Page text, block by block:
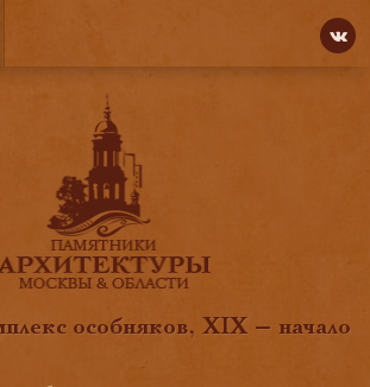
особняков, XIX — начало